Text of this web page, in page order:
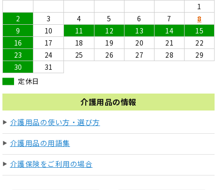
1
2
3 4 5 6 7
8
9
10 11 12 13 14
15
16
17 18 19 20 21
22
23
24 25 26 27 28
29
30
31
定休日
介護用品の情報
介護用品の使い方・選び方
介護用品の用語集
介護保険をご利用の場合